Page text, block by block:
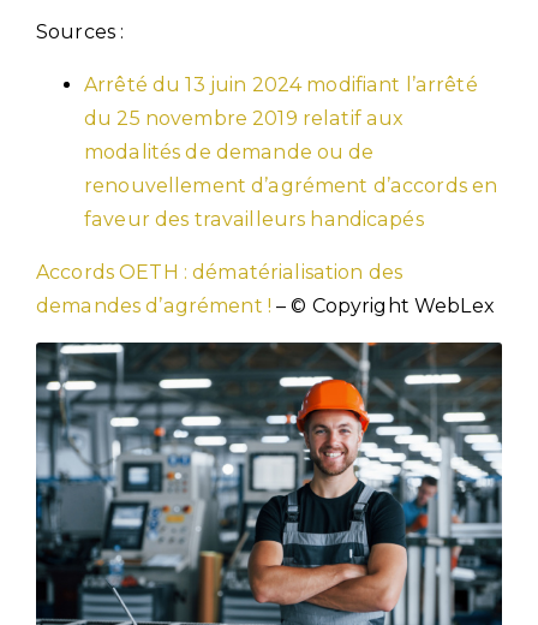
Sources :
Arrêté du 13 juin 2024 modifiant l’arrêté
du 25 novembre 2019 relatif aux
modalités de demande ou de
renouvellement d’agrément d’accords en
faveur des travailleurs handicapés
Accords OETH : dématérialisation des
demandes d’agrément !– © Copyright WebLex